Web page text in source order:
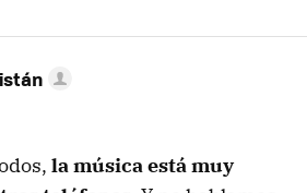
la música está muy